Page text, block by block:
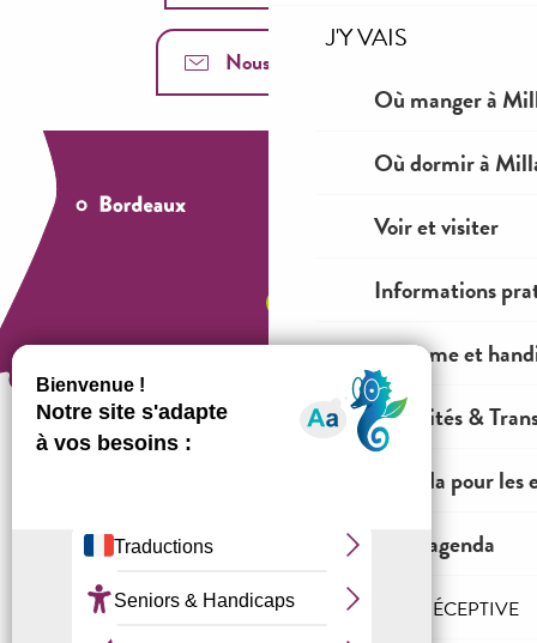
L'AGENCE RÉCEPTIVE
J'Y VAIS
Où manger à
Où dormir à
Voir et visiter
Informations
Tourisme et
Mobilités &
Agenda pour
Tout l'agenda
Nous contacter
Mentions légalesConditions générales de ventes